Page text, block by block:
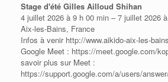
Stage d'été Gilles Ailloud Shihan
4 juillet 2026 à 9 h 00 min – 7 juillet 2026
Aix-les-Bains, France
Infos à venir http://www.aikido-aix-les-
Google Meet : https://meet.google.com/
savoir plus sur Meet :
https://support.google.com/a/users/